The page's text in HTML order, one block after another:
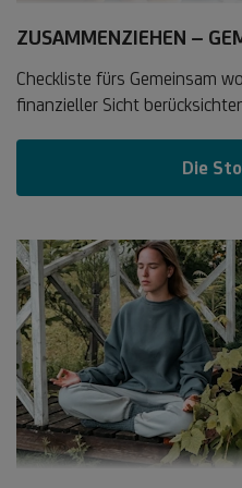
ZUSAMMENZIEHEN –
Checkliste fürs Gemeinsam
finanzieller Sicht
Die